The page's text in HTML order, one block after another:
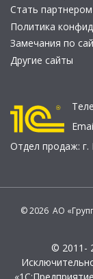
Стать партнером
Политика
Замечания по
Другие сайты
Отдел продаж:
© 2026 АО
© 2011-